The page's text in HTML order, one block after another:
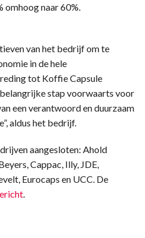
omhoog naar 60%.
van het bedrijf om te
in de hele
tot Koffie Capsule
stap voorwaarts voor
een verantwoord en duurzaam
aldus het bedrijf.
aangesloten: Ahold
Cappac, Illy, JDE,
Eurocaps en UCC. De